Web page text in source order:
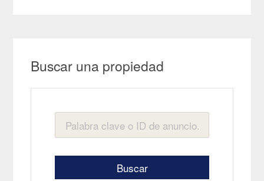
Buscar una propiedad